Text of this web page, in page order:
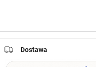
Dostawa